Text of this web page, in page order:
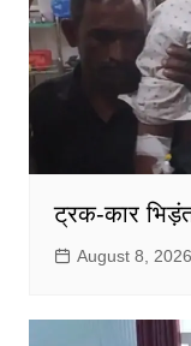
ट्रक-कार
August 8, 2026